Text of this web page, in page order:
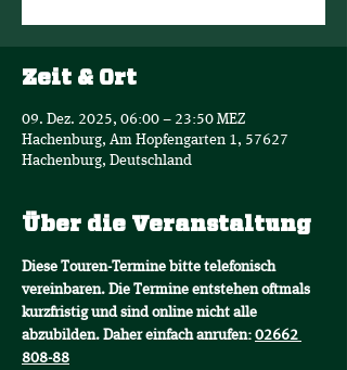
Zeit & Ort
09. Dez. 2025, 06:00 – 23:50 MEZ
Hachenburg, Am Hopfengarten 1, 57627
Hachenburg, Deutschland
Über die Veranstaltung
Diese Touren-Termine bitte telefonisch
vereinbaren. Die Termine entstehen oftmals
kurzfristig und sind online nicht alle
abzubilden. Daher einfach anrufen: 02662
808-88